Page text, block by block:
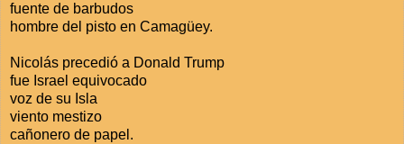
fuente de barbudos
hombre del pisto en Camagüey.
Nicolás precedió a Donald Trump
fue Israel equivocado
voz de su Isla
viento mestizo
cañonero de papel.